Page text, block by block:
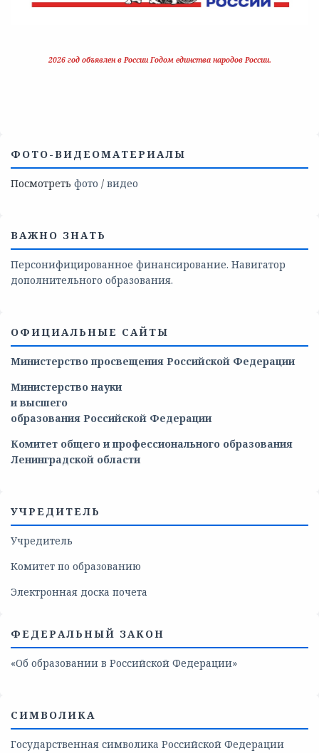
2026 год объявлен в России Годом единства народов России.
ФОТО-ВИДЕОМАТЕРИАЛЫ
Посмотреть фото / видео
ВАЖНО ЗНАТЬ
Персонифицированное финансирование. Навигатор
дополнительного образования.
ОФИЦИАЛЬНЫЕ САЙТЫ
Министерство просвещения Российской Федерации
Министерство науки
и высшего
образования Российской Федерации
Комитет общего и профессионального образования
Ленинградской области
УЧРЕДИТЕЛЬ
Учредитель
Комитет по образованию
Электронная доска почета
ФЕДЕРАЛЬНЫЙ ЗАКОН
«Об образовании в Российской Федерации»
СИМВОЛИКА
Государственная символика Российской Федерации